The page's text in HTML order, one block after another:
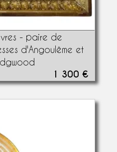
- paire de
d'Angoulême et
1 300 €